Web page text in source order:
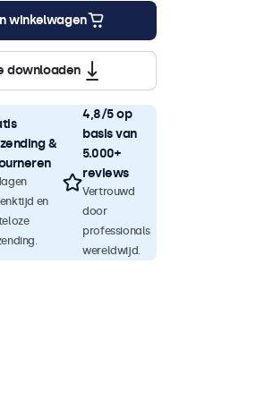
winkelwagen
downloaden
&
en
4,8/5 op
basis van
5.000+
reviews
Vertrouwd
door
professionals
wereldwijd.